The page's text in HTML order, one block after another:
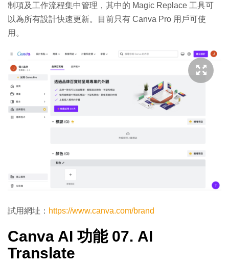
制項及工作流程集中管理，其中的 Magic Replace 工具可
以為所有設計快速更新。目前只有 Canva Pro 用戶可使
用。
試用網址： https://www.canva.com/brand
Canva AI 功能 07. AI
Translate